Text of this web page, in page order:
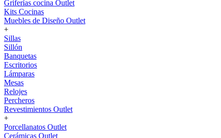
Griferías cocina Outlet
Kits Cocinas
Muebles de Diseño Outlet
+
Sillas
Sillón
Banquetas
Escritorios
Lámparas
Mesas
Relojes
Percheros
Revestimientos Outlet
+
Porcellanatos Outlet
Cerámicas Outlet